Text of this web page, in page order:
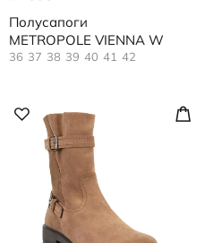
Полусапоги
METROPOLE VIENNA W
36 37 38 39 40 41 42